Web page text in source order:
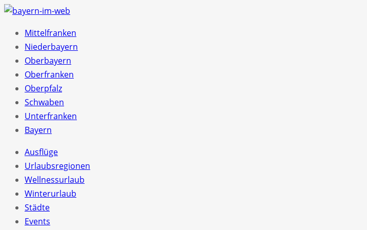
Mittelfranken
Niederbayern
Oberbayern
Oberfranken
Oberpfalz
Schwaben
Unterfranken
Bayern
Ausflüge
Urlaubsregionen
Wellnessurlaub
Winterurlaub
Städte
Events